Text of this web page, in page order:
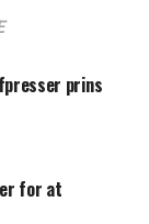
prins
for at